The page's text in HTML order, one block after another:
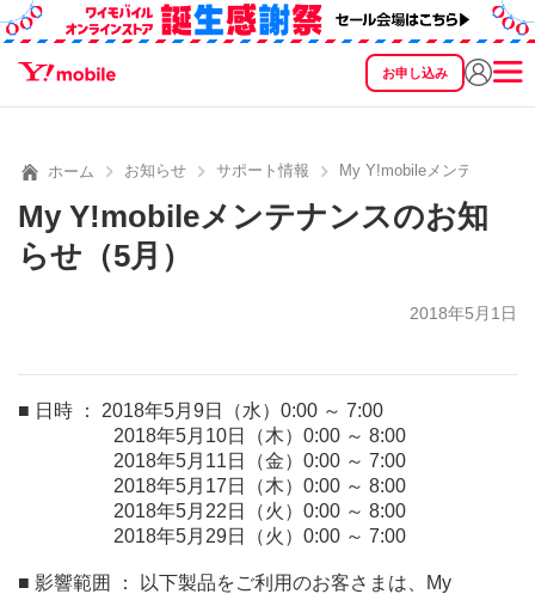
お申し込み
SEARCH
ホーム お知らせ サポート情報 My Y!mobileメンテナンス
My Y!mobileメンテナンスのお知
らせ（5月）
2018年5月1日
■ 日時 ： 2018年5月9日（水）0:00 ～ 7:00
2018年5月10日（木）0:00 ～ 8:00
2018年5月11日（金）0:00 ～ 7:00
2018年5月17日（木）0:00 ～ 8:00
2018年5月22日（火）0:00 ～ 8:00
2018年5月29日（火）0:00 ～ 7:00
■ 影響範囲 ： 以下製品をご利用のお客さまは、My